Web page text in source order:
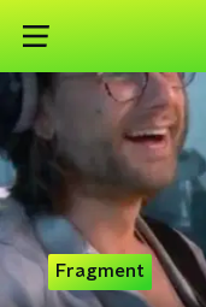
Fragment